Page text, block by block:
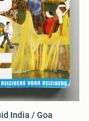
Trotter Zuid India / Goa